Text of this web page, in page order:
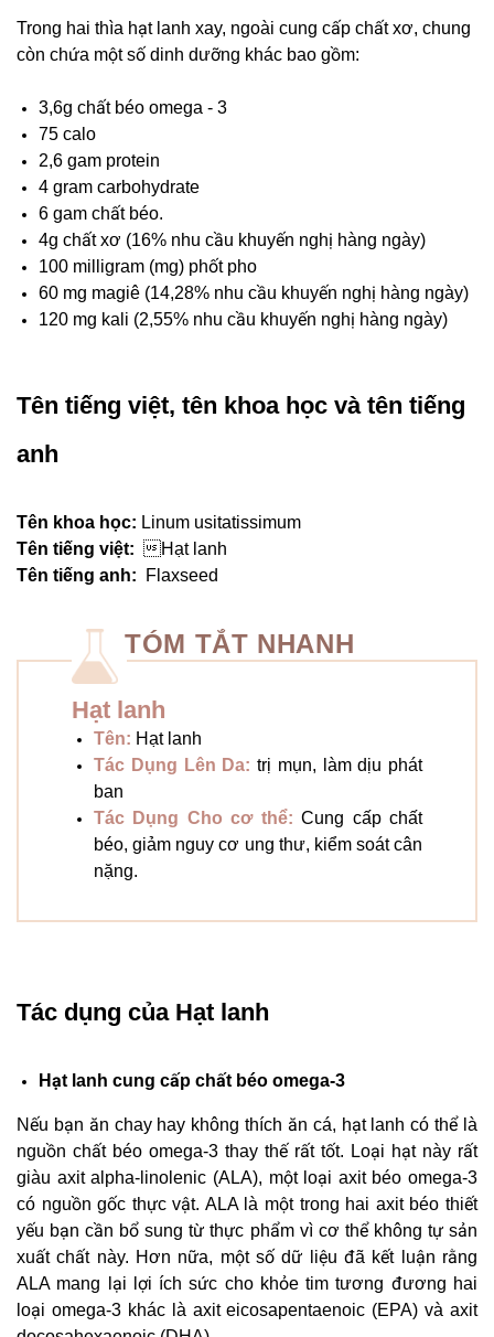
Trong hai thìa hạt lanh xay, ngoài cung cấp chất xơ, chung
còn chứa một số dinh dưỡng khác bao gồm:
3,6g chất béo omega - 3
75 calo
2,6 gam protein
4 gram carbohydrate
6 gam chất béo.
4g chất xơ (16% nhu cầu khuyến nghị hàng ngày)
100 milligram (mg) phốt pho
60 mg magiê (14,28% nhu cầu khuyến nghị hàng ngày)
120 mg kali (2,55% nhu cầu khuyến nghị hàng ngày)
Tên tiếng việt, tên khoa học và tên tiếng
anh
Tên khoa học: Linum usitatissimum
Tên tiếng việt: Hạt lanh
Tên tiếng anh:
Flaxseed
TÓM TẮT NHANH
Hạt lanh
Tên: Hạt lanh
Tác Dụng Lên Da: trị mụn, làm dịu phát
ban
Tác Dụng Cho cơ thể:Cung cấp chất
béo, giảm nguy cơ ung thư, kiểm soát cân
nặng.
Tác dụng của Hạt lanh
Hạt lanh cung cấp chất béo omega-3
Nếu bạn ăn chay hay không thích ăn cá, hạt lanh có thể là
nguồn chất béo omega-3 thay thế rất tốt. Loại hạt này rất
giàu axit alpha-linolenic (ALA), một loại axit béo omega-3
có nguồn gốc thực vật. ALA là một trong hai axit béo thiết
yếu bạn cần bổ sung từ thực phẩm vì cơ thể không tự sản
xuất chất này. Hơn nữa, một số dữ liệu đã kết luận rằng
ALA mang lại lợi ích sức cho khỏe tim tương đương hai
loại omega-3 khác là axit eicosapentaenoic (EPA) và axit